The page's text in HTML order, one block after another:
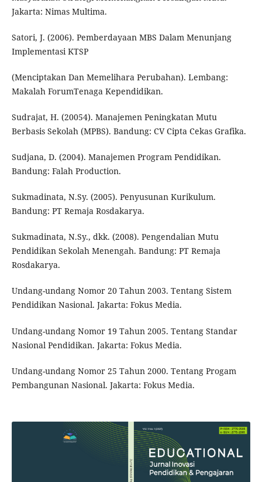
Jakarta: Nimas Multima.
Satori, J. (2006). Pemberdayaan MBS Dalam Menunjang
Implementasi KTSP
(Menciptakan Dan Memelihara Perubahan). Lembang:
Makalah ForumTenaga Kependidikan.
Sudrajat, H. (20054). Manajemen Peningkatan Mutu
Berbasis Sekolah (MPBS). Bandung: CV Cipta Cekas Grafika.
Sudjana, D. (2004). Manajemen Program Pendidikan.
Bandung: Falah Production.
Sukmadinata, N.Sy. (2005). Penyusunan Kurikulum.
Bandung: PT Remaja Rosdakarya.
Sukmadinata, N.Sy., dkk. (2008). Pengendalian Mutu
Pendidikan Sekolah Menengah. Bandung: PT Remaja
Rosdakarya.
Undang-undang Nomor 20 Tahun 2003. Tentang Sistem
Pendidikan Nasional. Jakarta: Fokus Media.
Undang-undang Nomor 19 Tahun 2005. Tentang Standar
Nasional Pendidikan. Jakarta: Fokus Media.
Undang-undang Nomor 25 Tahun 2000. Tentang Progam
Pembangunan Nasional. Jakarta: Fokus Media.